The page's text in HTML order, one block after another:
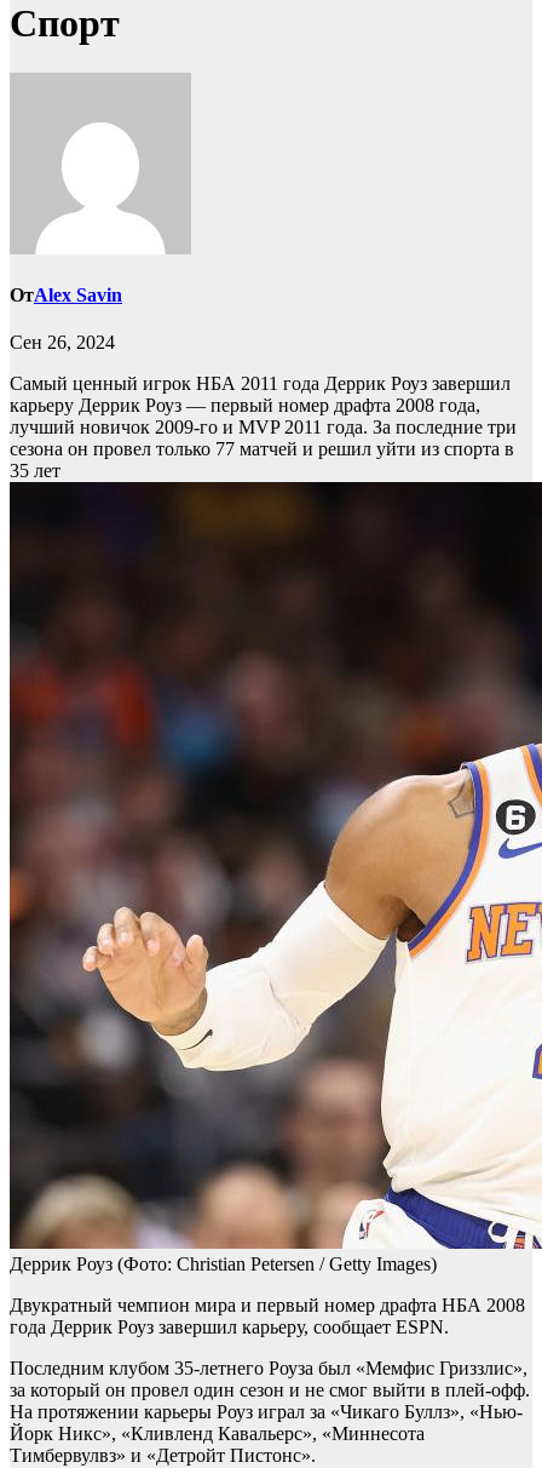
Спорт
ОтAlex Savin
Сен 26, 2024
Самый ценный игрок НБА 2011 года Деррик Роуз завершил
карьеру Деррик Роуз — первый номер драфта 2008 года,
лучший новичок 2009-го и MVP 2011 года. За последние три
сезона он провел только 77 матчей и решил уйти из спорта в
35 лет
Деррик Роуз (Фото: Christian Petersen / Getty Images)
Двукратный чемпион мира и первый номер драфта НБА 2008
года Деррик Роуз завершил карьеру, сообщает ESPN.
Последним клубом 35-летнего Роуза был «Мемфис Гриззлис»,
за который он провел один сезон и не смог выйти в плей-офф.
На протяжении карьеры Роуз играл за «Чикаго Буллз», «Нью-
Йорк Никс», «Кливленд Кавальерс», «Миннесота
Тимбервулвз» и «Детройт Пистонс».